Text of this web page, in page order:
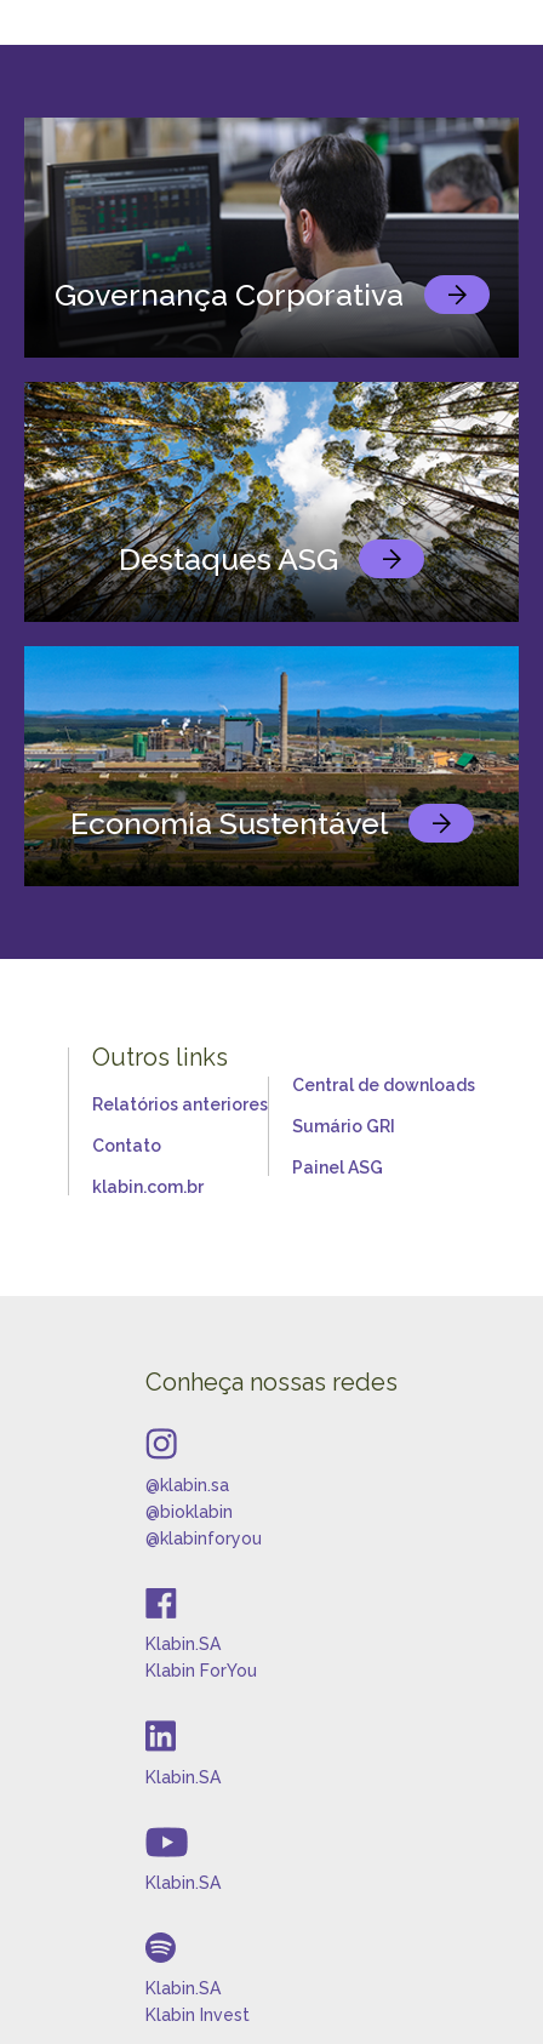
Governança Corporativa
Destaques ASG
Economia Sustentável
Outros links
Relatórios anteriores
Contato
klabin.com.br
Central de downloads
Sumário GRI
Painel ASG
Conheça nossas redes
@klabin.sa
@bioklabin
@klabinforyou
Klabin.SA
Klabin ForYou
Klabin.SA
Klabin.SA
Klabin.SA
Klabin Invest